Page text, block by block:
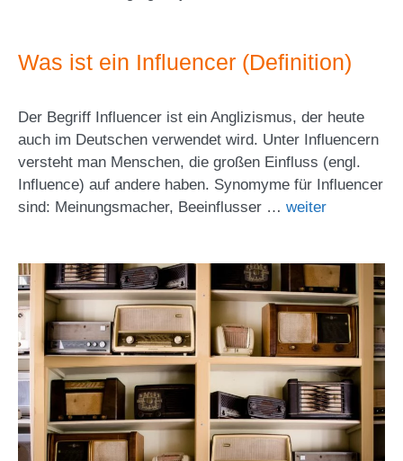
Was ist ein Influencer (Definition)
Der Begriff Influencer ist ein Anglizismus, der heute
auch im Deutschen verwendet wird. Unter Influencern
versteht man Menschen, die großen Einfluss (engl.
Influence) auf andere haben. Synomyme für Influencer
sind: Meinungsmacher, Beeinflusser … weiter